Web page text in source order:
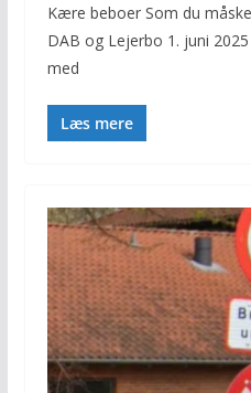
Kære beboer Som du
DAB og Lejerbo 1. juni
med
Læs mere